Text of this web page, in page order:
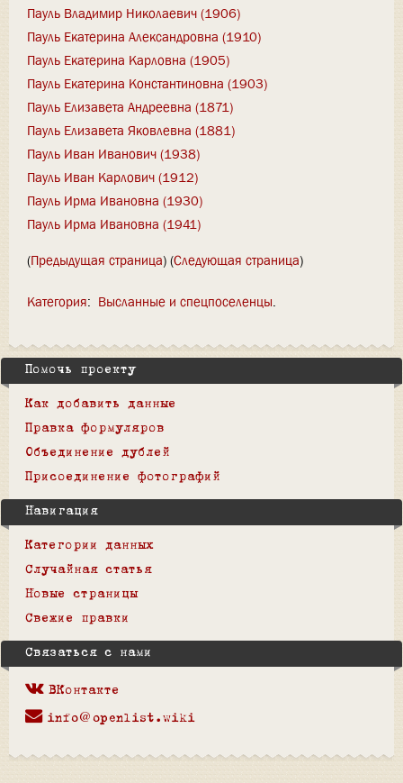
Пауль Владимир Николаевич (1906)
Пауль Екатерина Александровна (1910)
Пауль Екатерина Карловна (1905)
Пауль Екатерина Константиновна (1903)
Пауль Елизавета Андреевна (1871)
Пауль Елизавета Яковлевна (1881)
Пауль Иван Иванович (1938)
Пауль Иван Карлович (1912)
Пауль Ирма Ивановна (1930)
Пауль Ирма Ивановна (1941)
(Предыдущая страница) (Следующая страница)
Категория: Высланные и спецпоселенцы
Помочь проекту
Как добавить данные
Правка формуляров
Объединение дублей
Присоединение фотографий
Навигация
Категории данных
Случайная статья
Новые страницы
Свежие правки
Связаться с нами
ВКонтакте
info@openlist.wiki